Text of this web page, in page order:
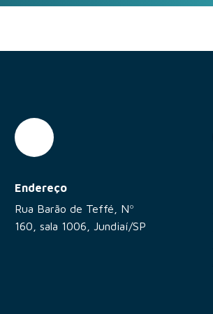
Endereço
Rua Barão de Teffé, Nº
160, sala 1006, Jundiaí/SP